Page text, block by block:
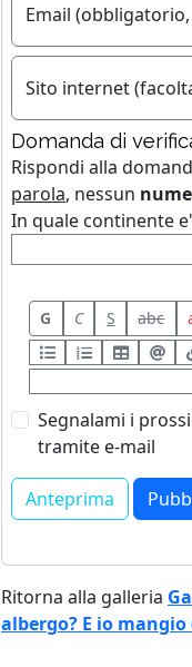
Email
Sito internet
Domanda di
Rispondi alla
parola, nessun
In quale continente
G C S abc
Segnalami i
tramite e-mail
Ritorna alla galleria
albergo? E io